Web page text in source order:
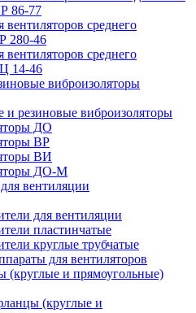
86-77
вентиляторов среднего
280-46
вентиляторов среднего
14-46
виброизоляторы
резиновые виброизоляторы
ДО
ВР
ВИ
ДО-М
вентиляции
для вентиляции
пластинчатые
круглые трубчатые
для вентиляторов
(круглые и прямоугольные)
(круглые и